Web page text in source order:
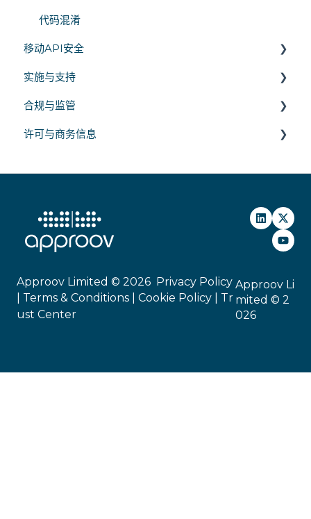
代码混淆
移动API安全
API 身份验证与访问控制
API 通信
API 威胁
实施与支持
SDK 集成
平台支持
合规与监管
隐私法律
许可与商务信息
Approov Limited © 2026 Privacy Policy
Terms & Conditions | Cookie Policy
Tr
ust Center
Approov Li
mited © 2
026